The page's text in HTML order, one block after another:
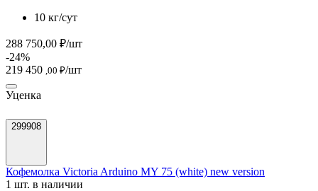
10 кг/сут
288 750,00 ₽/шт
-24%
219 450 ,00 ₽/шт
Уценка
299908
Кофемолка Victoria Arduino MY 75 (white) new version
1 шт. в наличии